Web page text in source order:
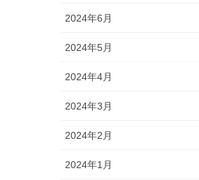
2024年6月
2024年5月
2024年4月
2024年3月
2024年2月
2024年1月